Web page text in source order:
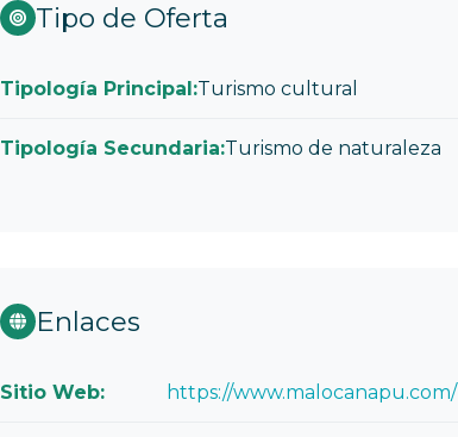
Tipo de Oferta
Tipología Principal:Turismo cultural
Tipología Secundaria:Turismo de naturaleza
Enlaces
Sitio Web: https://www.malocanapu.com/